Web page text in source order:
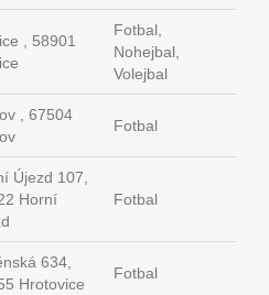
, 58901
Fotbal,
Nohejbal,
Volejbal
, 67504
Fotbal
Újezd 107,
Horní
Fotbal
634,
Hrotovice
Fotbal